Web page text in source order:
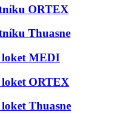
ORTEX
Thuasne
loket MEDI
loket ORTEX
Thuasne